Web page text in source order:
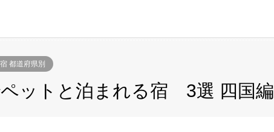
都道府県別
ットと泊まれる宿 3選 四国編